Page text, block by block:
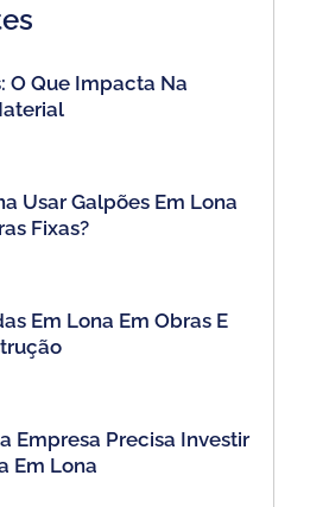
O Que Impacta Na
Usar Galpões Em Lona
Fixas?
Em Lona Em Obras E
Empresa Precisa Investir
Em Lona